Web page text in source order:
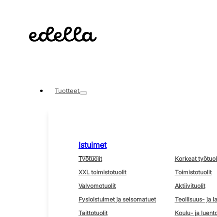
Tuotteet
Istuimet
Työtuolit
Korkeat
XXL toimistotuolit
Toimistotuolit
Valvomotuolit
Aktiivituolit
Fysioistuimet ja seisomatuet
Teollisuus- ja
Taittotuolit
Koulu- ja